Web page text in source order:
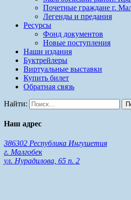
Почетные граждане г.
Легенды и предания
Ресурсы
Фонд документов
Новые поступления
Наши издания
Буктрейлеры
Виртуальные выставки
Купить билет
Обратная связь
Найти:
Наш адрес
386302 Республика Ингушетия
г. Малгобек
ул. Нурадилова, 65 п. 2